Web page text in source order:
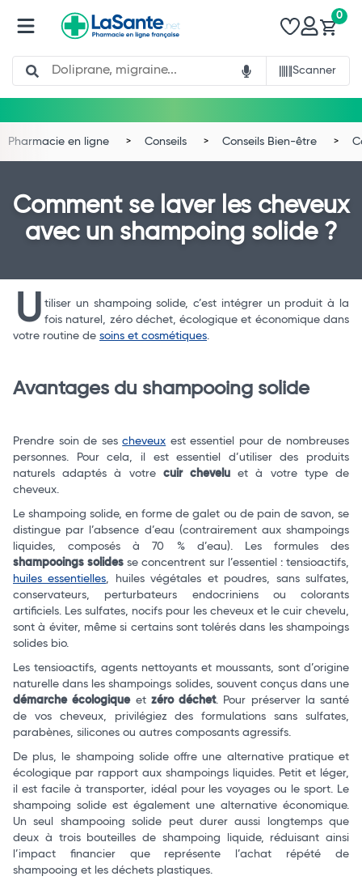
Search
Scanner
0
Total
Pharmacie en ligne Conseils Conseils Bien-être
Comment se laver les cheveux
avec un shampoing solide ?
U tiliser un shampoing solide, c’est intégrer un produit à la
fois naturel, zéro déchet, écologique et économique dans
votre routine de soins et cosmétiques.
Avantages du shampooing solide
Prendre soin de sescheveux est essentiel pour de nombreuses
personnes. Pour cela, il est essentiel d’utiliser des produits
naturels adaptés à votre cuir chevelu et à votre type de
cheveux.
Le shampoing solide, en forme de galet ou de pain de savon, se
distingue par l’absence d’eau (contrairement aux shampoings
liquides, composés à 70 % d’eau). Les formules des
shampooings solides se concentrent sur l’essentiel : tensioactifs,
huiles essentielles, huiles végétales et poudres, sans sulfates,
conservateurs, perturbateurs endocriniens ou colorants
artificiels. Les sulfates, nocifs pour les cheveux et le cuir chevelu,
sont à éviter, même si certains sont tolérés dans les shampoings
solides bio.
Les tensioactifs, agents nettoyants et moussants, sont d’origine
naturelle dans les shampoings solides, souvent conçus dans une
démarche écologiqueet zéro déchet. Pour préserver la santé
de vos cheveux, privilégiez des formulations sans sulfates,
parabènes, silicones ou autres composants agressifs.
De plus, le shampoing solide offre une alternative pratique et
écologique par rapport aux shampoings liquides. Petit et léger,
il est facile à transporter, idéal pour les voyages ou le sport. Le
shampoing solide est également une alternative économique.
Un seul shampooing solide peut durer aussi longtemps que
deux à trois bouteilles de shampoing liquide, réduisant ainsi
l’impact financier que représente l’achat répété de
shampooing et les déchets plastiques.